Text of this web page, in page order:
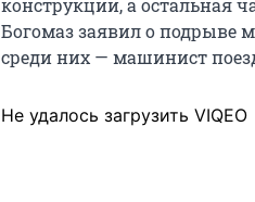
конструкции, а остальная
Богомаз заявил о подрыве
среди них — машинист
Не удалось загрузить VIQEO